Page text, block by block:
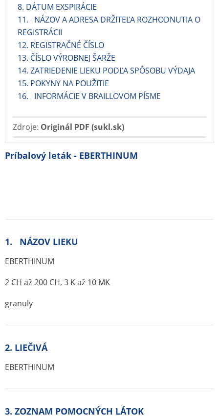
8. DÁTUM EXSPIRÁCIE
11. NÁZOV A ADRESA DRŽITEĽA ROZHODNUTIA O
REGISTRÁCII
12. REGISTRAČNÉ ČÍSLO
13. ČÍSLO VÝROBNEJ ŠARŽE
14. ZATRIEDENIE LIEKU PODĽA SPÔSOBU VÝDAJA
15. POKYNY NA POUŽITIE
16. INFORMÁCIE V BRAILLOVOM PÍSME
Zdroje: Originál PDF (sukl.sk)
Príbalový leták - EBERTHINUM
1. NÁZOV LIEKU
EBERTHINUM
2 CH až 200 CH, 3 K až 10 MK
granuly
2. LIEČIVÁ
EBERTHINUM
3. ZOZNAM POMOCNÝCH LÁTOK